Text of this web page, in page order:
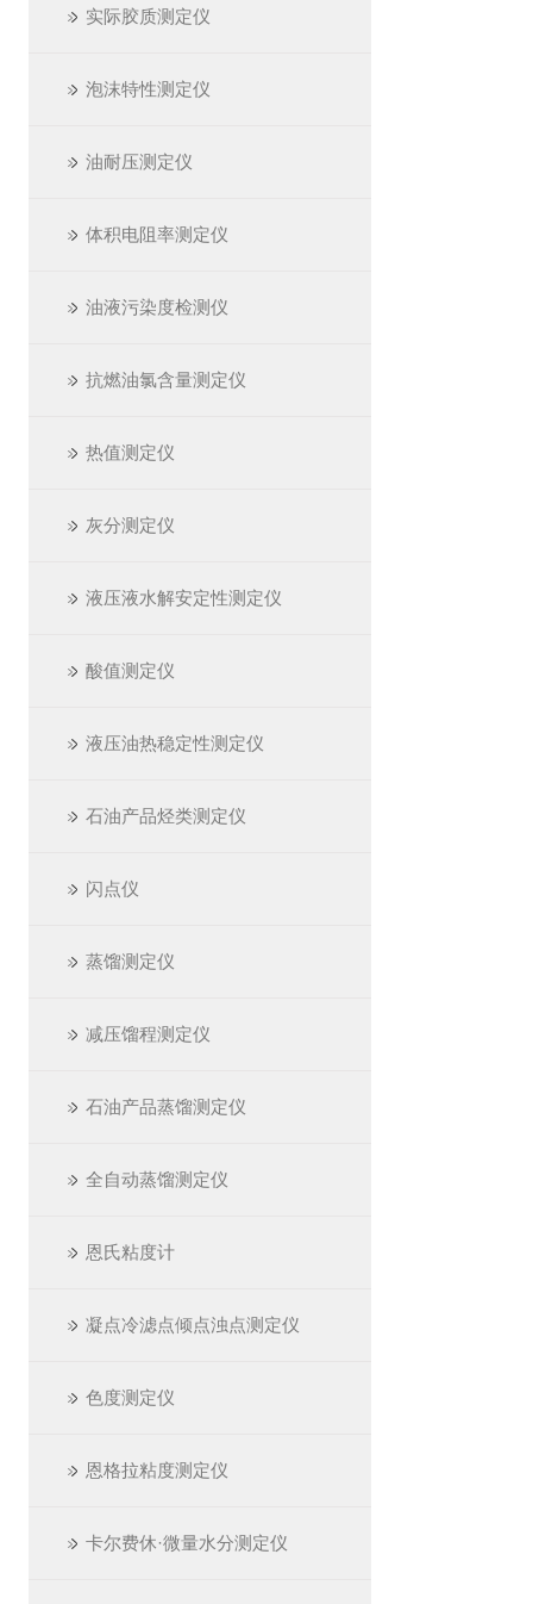
实际胶质测定仪
泡沫特性测定仪
油耐压测定仪
体积电阻率测定仪
油液污染度检测仪
抗燃油氯含量测定仪
热值测定仪
灰分测定仪
液压液水解安定性测定仪
酸值测定仪
液压油热稳定性测定仪
石油产品烃类测定仪
闪点仪
蒸馏测定仪
减压馏程测定仪
石油产品蒸馏测定仪
全自动蒸馏测定仪
恩氏粘度计
凝点冷滤点倾点浊点测定仪
色度测定仪
恩格拉粘度测定仪
卡尔费休·微量水分测定仪